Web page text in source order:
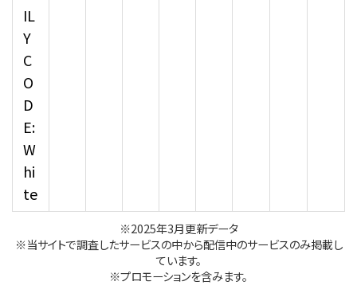
IL
Y
C
O
D
E:
W
hi
te
※2025年3月更新データ
※当サイトで調査したサービスの中から配信中のサービスのみ掲載し
ています。
※プロモーションを含みます。